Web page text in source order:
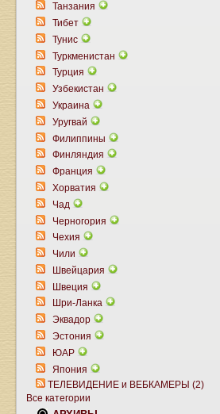
Танзания
Тибет
Тунис
Туркменистан
Турция
Узбекистан
Украина
Уругвай
Филиппины
Финляндия
Франция
Хорватия
Чад
Черногория
Чехия
Чили
Швейцария
Швеция
Шри-Ланка
Эквадор
Эстония
ЮАР
Япония
ТЕЛЕВИДЕНИЕ и ВЕБКАМЕРЫ (2)
Все категории